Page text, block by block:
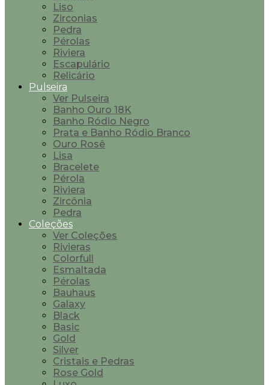
Liso
Zirconias
Pedra
Pérolas
Riviera
Escapulário
Relicário
Pulseira
Ver Pulseira
Banho Ouro 18K
Banho Ródio Negro
Prata e Banho Ródio Branco
Ouro Rosê
Lisa
Bracelete
Pérola
Riviera
Zircônia
Pedra
Coleções
Ver Coleções
Rivieras
Colorfull
Esmaltada
Pérolas
Bauhaus
Galaxy
Black
Basic
Gold
Silver
Cristais e Pedras
Rose Gold